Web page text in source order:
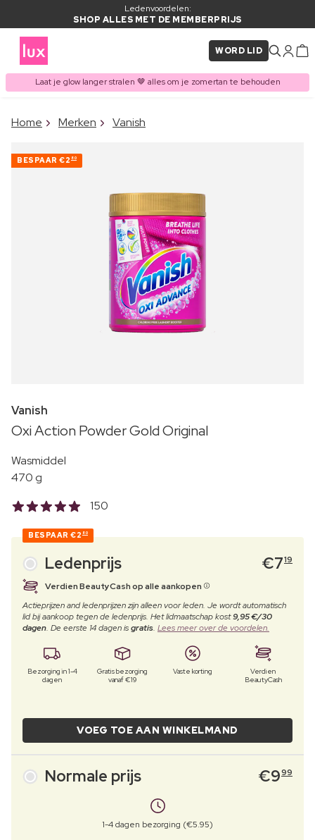
Ledenvoordelen:
SHOP ALLES MET DE MEMBERPRIJS
WORD LID
Laat je glow langer stralen 🤎 alles om je zomertan te behouden
ITEM TOEGEVOEGD AAN
Home Merken Vanish
BESPAAR €2 80
Vanish
Oxi Action Powder Gold Original
Wasmiddel
470 g
150
BESPAAR €2 80
Ledenprijs €719
Verdien BeautyCash op alle aankopen
Actieprijzen and ledenprijzen zijn alleen voor leden. Je wordt automatisch
lid bij aankoop tegen de ledenprijs. Het lidmaatschap kost9,95 €/30
dagen. De eerste 14 dagen isgratis. Lees meer over de voordelen.
Bezorging in 1-4
dagen
Gratis bezorging
vanaf €19
Vaste korting
Verdien
BeautyCash
VOEG TOE AAN WINKELMAND
Normale prijs €999
1-4 dagen bezorging (€5.95)